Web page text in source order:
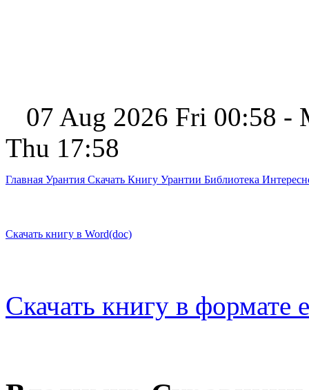
07 Aug 2026 Fri 00:58 -
Thu 17:58
Главная Урантия Скачать Книгу Урантии Библиотека
Скачать книгу в Word(doc)
Скачать книгу в формате